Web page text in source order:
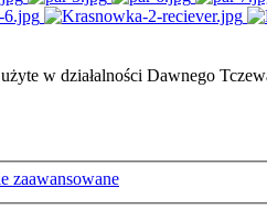
w działalności Dawnego
zaawansowane